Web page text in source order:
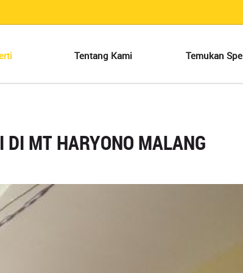
Tentang Kami Temukan
MT HARYONO MALANG